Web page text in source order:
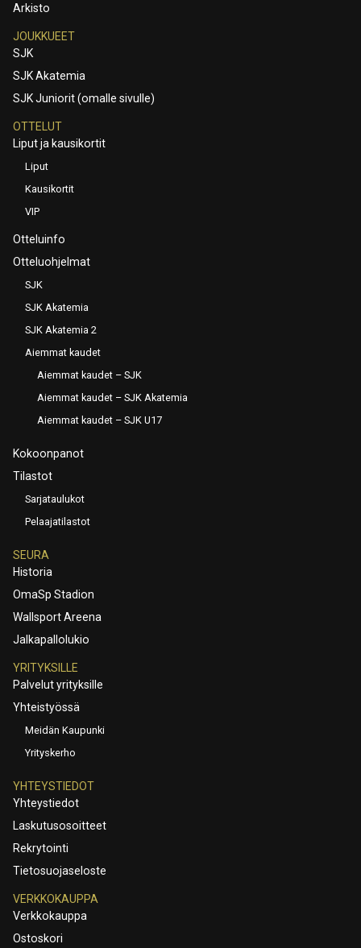
Arkisto
JOUKKUEET
SJK
SJK Akatemia
SJK Juniorit (omalle sivulle)
OTTELUT
Liput ja kausikortit
Liput
Kausikortit
VIP
Otteluinfo
Otteluohjelmat
SJK
SJK Akatemia
SJK Akatemia 2
Aiemmat kaudet
Aiemmat kaudet – SJK
Aiemmat kaudet – SJK Akatemia
Aiemmat kaudet – SJK U17
Kokoonpanot
Tilastot
Sarjataulukot
Pelaajatilastot
SEURA
Historia
OmaSp Stadion
Wallsport Areena
Jalkapallolukio
YRITYKSILLE
Palvelut yrityksille
Yhteistyössä
Meidän Kaupunki
Yrityskerho
YHTEYSTIEDOT
Yhteystiedot
Laskutusosoitteet
Rekrytointi
Tietosuojaseloste
VERKKOKAUPPA
Verkkokauppa
Ostoskori